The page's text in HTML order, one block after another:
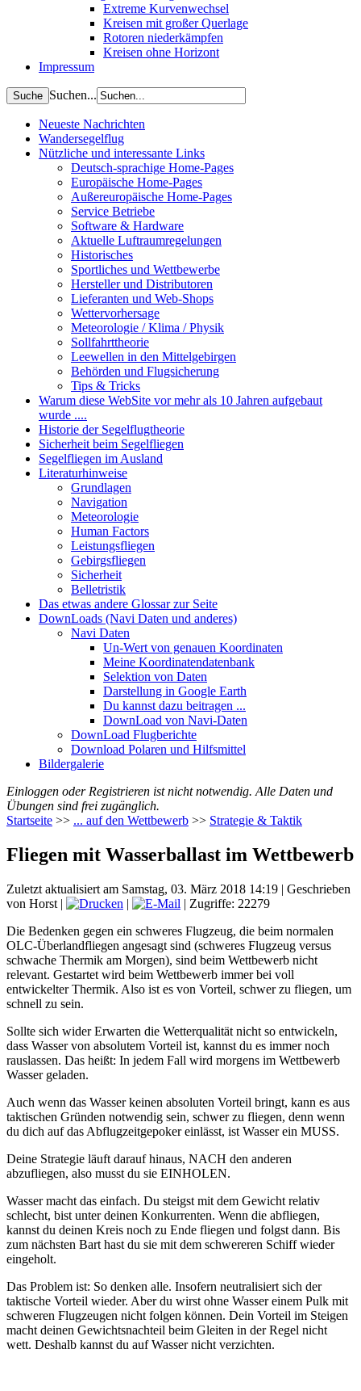
Extreme Kurvenwechsel
Kreisen mit großer Querlage
Rotoren niederkämpfen
Kreisen ohne Horizont
Impressum
Suchen...
Neueste Nachrichten
Wandersegelflug
Nützliche und interessante Links
Deutsch-sprachige Home-Pages
Europäische Home-Pages
Außereuropäische Home-Pages
Service Betriebe
Software & Hardware
Aktuelle Luftraumregelungen
Historisches
Sportliches und Wettbewerbe
Hersteller und Distributoren
Lieferanten und Web-Shops
Wettervorhersage
Meteorologie / Klima / Physik
Sollfahrttheorie
Leewellen in den Mittelgebirgen
Behörden und Flugsicherung
Tips & Tricks
Warum diese WebSite vor mehr als 10 Jahren aufgebaut
wurde ....
Historie der Segelflugtheorie
Sicherheit beim Segelfliegen
Segelfliegen im Ausland
Literaturhinweise
Grundlagen
Navigation
Meteorologie
Human Factors
Leistungsfliegen
Gebirgsfliegen
Sicherheit
Belletristik
Das etwas andere Glossar zur Seite
DownLoads (Navi Daten und anderes)
Navi Daten
Un-Wert von genauen Koordinaten
Meine Koordinatendatenbank
Selektion von Daten
Darstellung in Google Earth
Du kannst dazu beitragen ...
DownLoad von Navi-Daten
DownLoad Flugberichte
Download Polaren und Hilfsmittel
Bildergalerie
Einloggen oder Registrieren ist nicht notwendig. Alle Daten und
Übungen sind frei zugänglich.
Startseite >> ... auf den Wettbewerb >> Strategie & Taktik
Fliegen mit Wasserballast im Wettbewerb
Zuletzt aktualisiert am Samstag, 03. März 2018 14:19 | Geschrieben
von Horst | |
| Zugriffe: 22279
Die Bedenken gegen ein schweres Flugzeug, die beim normalen
OLC-Überlandfliegen angesagt sind (schweres Flugzeug versus
schwache Thermik am Morgen), sind beim Wettbewerb nicht
relevant. Gestartet wird beim Wettbewerb immer bei voll
entwickelter Thermik. Also ist es von Vorteil, schwer zu fliegen, um
schnell zu sein.
Sollte sich wider Erwarten die Wetterqualität nicht so entwickeln,
dass Wasser von absolutem Vorteil ist, kannst du es immer noch
rauslassen. Das heißt: In jedem Fall wird morgens im Wettbewerb
Wasser geladen.
Auch wenn das Wasser keinen absoluten Vorteil bringt, kann es aus
taktischen Gründen notwendig sein, schwer zu fliegen, denn wenn
du dich auf das Abflugzeitgepoker einlässt, ist Wasser ein MUSS.
Deine Strategie läuft darauf hinaus, NACH den anderen
abzufliegen, also musst du sie EINHOLEN.
Wasser macht das einfach. Du steigst mit dem Gewicht relativ
schlecht, bist unter deinen Konkurrenten. Wenn die abfliegen,
kannst du deinen Kreis noch zu Ende fliegen und folgst dann. Bis
zum nächsten Bart hast du sie mit dem schwereren Schiff wieder
eingeholt.
Das Problem ist: So denken alle. Insofern neutralisiert sich der
taktische Vorteil wieder. Aber du wirst ohne Wasser einem Pulk mit
schweren Flugzeugen nicht folgen können. Dein Vorteil im Steigen
macht deinen Gewichtsnachteil beim Gleiten in der Regel nicht
wett. Deshalb kannst du auf Wasser nicht verzichten.